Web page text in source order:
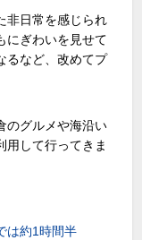
非日常を感じられ
にぎわいを見せて
るなど、改めてプ
のグルメや海沿い
用して行ってきま
は約1時間半